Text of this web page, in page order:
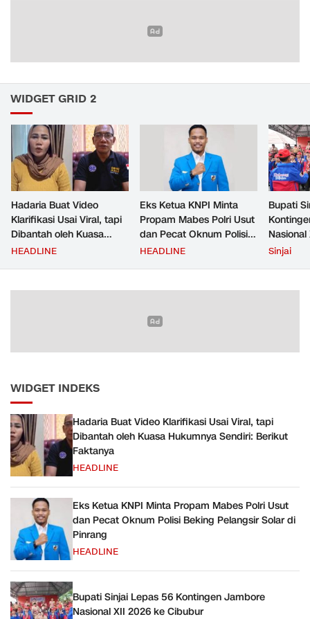
WIDGET GRID 2
Hadaria Buat Video
Klarifikasi Usai Viral, tapi
Dibantah oleh Kuasa
Hukumnya Sendiri:
HEADLINE
Eks Ketua KNPI Minta
Propam Mabes Polri Usut
dan Pecat Oknum Polisi
Beking Pelangsir Solar di
HEADLINE
Bupati
Cibubur
Sinjai
WIDGET INDEKS
Hadaria Buat Video Klarifikasi Usai Viral, tapi
Dibantah oleh Kuasa Hukumnya Sendiri: Berikut
Faktanya
HEADLINE
Eks Ketua KNPI Minta Propam Mabes Polri Usut
dan Pecat Oknum Polisi Beking Pelangsir Solar di
Pinrang
HEADLINE
Bupati Sinjai Lepas 56 Kontingen Jambore
Nasional XII 2026 ke Cibubur